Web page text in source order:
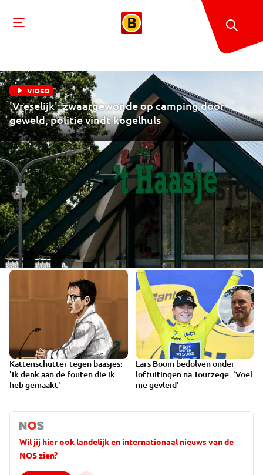
VIDEO
'Vreselijk': zwaargewonde op camping door
geweld, politie vindt kogelhuls
Kattenschutter tegen baasjes:
'Ik denk aan de fouten die ik
heb gemaakt'
Lars Boom bedolven onder
loftuitingen na Tourzege: 'Voel
me gevleid'
Wil jij hier ook landelijk en internationaal nieuws van de
NOS zien?